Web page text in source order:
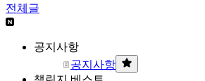
전체글
공지사항
공지사항